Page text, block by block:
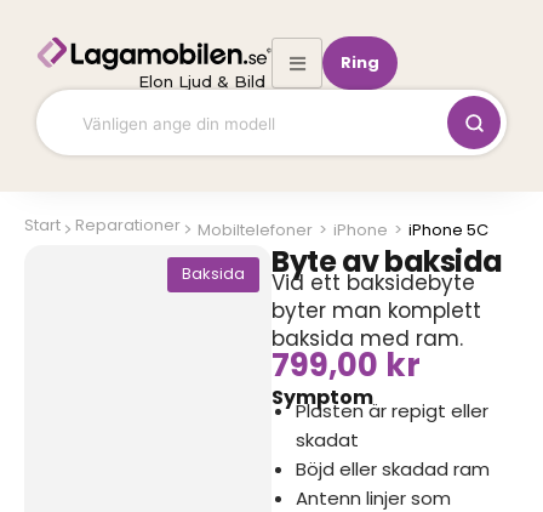
innehåll
Elon Ljud & Bild
Ring
Start Reparationer Mobiltelefoner > iPhone > iPhone 5C
Baksida
Byte av baksida
Vid ett baksidebyte
byter man komplett
baksida med ram.
799,00 kr
Symptom
Plasten är repigt eller
skadat
Böjd eller skadad ram
Antenn linjer som